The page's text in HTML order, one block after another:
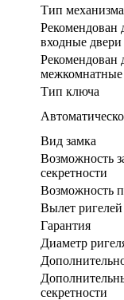
Тип
Рекомендован
входные двери
Рекомендован
межкомнатные
Тип ключа
Вид замка
Возможность
секретности
Возможность
Вылет ригелей
Гарантия
Диаметр
секретности